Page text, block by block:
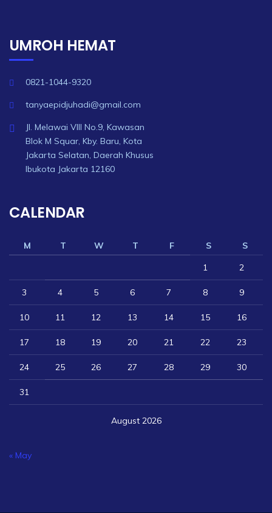
UMROH HEMAT
0821-1044-9320
tanyaepidjuhadi@gmail.com
Jl. Melawai VIII No.9, Kawasan
Blok M Squar, Kby. Baru, Kota
Jakarta Selatan, Daerah Khusus
Ibukota Jakarta 12160
CALENDAR
August 2026
M T W T F S
S
1
2
3 4 5 6 7 8 9
10 11 12 13 14 15 16
17 18 19 20 21 22 23
24 25 26 27 28 29 30
31
« May